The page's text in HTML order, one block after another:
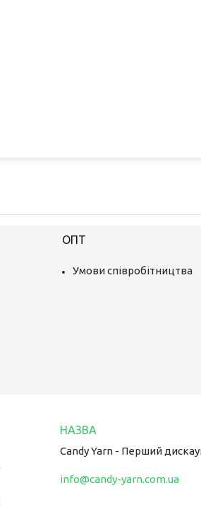
ОПТ
Умови співробітництва
Candy Yarn - Перший
info@candy-yarn.com.ua